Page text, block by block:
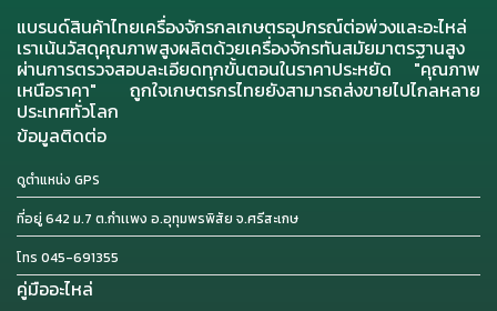
แบรนด์สินค้าไทยเครื่องจักรกลเกษตรอุปกรณ์ต่อพ่วงและอะไหล่
เราเน้นวัสดุคุณภาพสูงผลิตด้วยเครื่องจักรทันสมัยมาตรฐานสูง
ผ่านการตรวจสอบละเอียดทุกขั้นตอนในราคาประหยัด "คุณภาพ
เหนือราคา" ถูกใจเกษตรกรไทยยังสามารถส่งขายไปไกลหลาย
ประเทศทั่วโลก
ข้อมูลติดต่อ
ดูตำแหน่ง GPS
ที่อยู่ 642 ม.7 ต.กำเเพง อ.อุทุมพรพิสัย จ.ศรีสะเกษ
โทร 045-691355
คู่มืออะไหล่